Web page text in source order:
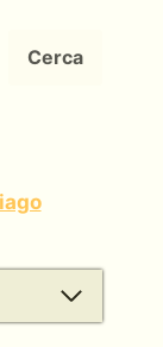
Cerca